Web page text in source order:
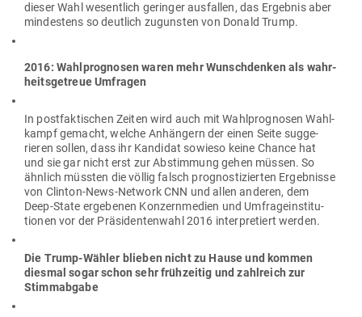
dieser Wahl wesentlich geringer aus­fallen, das Ergebnis aber
min­destens so deutlich zugunsten von Donald Trump.
2016: Wahl­pro­gnosen waren mehr Wunsch­denken als wahr­
heits­ge­treue Umfragen
In post­fak­ti­schen Zeiten wird auch mit Wahl­pro­gnosen Wahl­
kampf gemacht, welche Anhängern der einen Seite sug­ge­
rieren sollen, dass ihr Kan­didat sowieso keine Chance hat
und sie gar nicht erst zur Abstimmung gehen müssen. So
ähnlich müssten die völlig falsch pro­gnos­ti­zierten Ergeb­nisse
von Clinton-News-Network CNN und allen anderen, dem
Deep-State erge­benen Kon­zern­medien und Umfra­ge­insti­tu­
tionen vor der Prä­si­den­tenwahl 2016 inter­pre­tiert werden.
Die Trump-Wähler blieben nicht zu Hause und kommen
diesmal sogar schon sehr früh­zeitig und zahl­reich zur
Stimmabgabe